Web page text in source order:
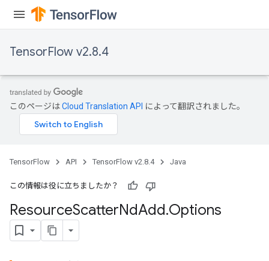
TensorFlow v2.8.4
このページはCloud Translation API によって翻訳されました。
TensorFlow API TensorFlow v2.8.4 Java
この情報は役に立ちましたか？
ResourceScatterNdAdd.Options